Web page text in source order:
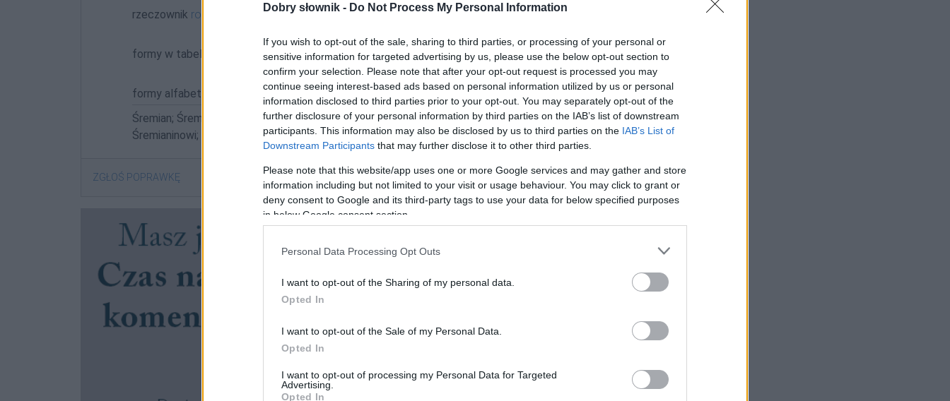
Dobry słownik - Do Not Process My Personal Information
If you wish to opt-out of the sale, sharing to third parties, or processing of your personal or
sensitive information for targeted advertising by us, please use the below opt-out section to
confirm your selection. Please note that after your opt-out request is processed you may
continue seeing interest-based ads based on personal information utilized by us or personal
information disclosed to third parties prior to your opt-out. You may separately opt-out of the
further disclosure of your personal information by third parties on the IAB’s list of downstream
participants. This information may also be disclosed by us to third parties on the IAB’s List of
Downstream Participants that may further disclose it to other third parties.
Please note that this website/app uses one or more Google services and may gather and store
information including but not limited to your visit or usage behaviour. You may click to grant or
deny consent to Google and its third-party tags to use your data for below specified purposes
in below Google consent section.
Personal Data Processing Opt Outs
I want to opt-out of the Sharing of my personal data.
Opted In
I want to opt-out of the Sale of my Personal Data.
Opted In
I want to opt-out of processing my Personal Data for Targeted
Advertising.
Opted In
rzeczownik rodzaj męskoosobowyodmienny
formy w tabelce:
formy alfabetycznie:
Śremian; Śremianach; Śremianami; Śremianie; Śremianin; Śremianina; Śremianinem; Śremianinie;
Śremianinowi; Śremianom; Śremiany
ZGŁOŚ POPRAWKĘ